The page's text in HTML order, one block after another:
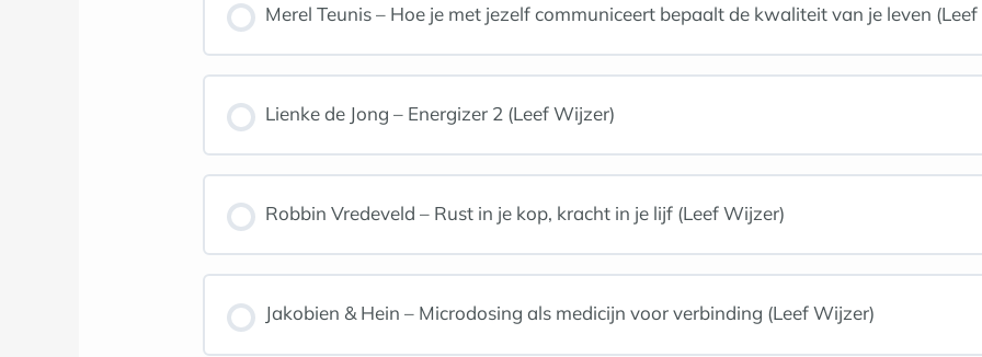
Merel Teunis – Hoe je met jezelf communiceert bepaalt de kwaliteit van je leven
Lienke de Jong – Energizer 2 (Leef Wijzer)
Robbin Vredeveld – Rust in je kop, kracht in je lijf (Leef Wijzer)
Jakobien & Hein – Microdosing als medicijn voor verbinding (Leef Wijzer)